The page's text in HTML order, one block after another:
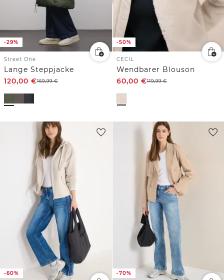
-29%
Street One
Lange Steppjacke
120,00 €169,99€
-50%
CECIL
Wendbarer Blouson
60,00 €119,99€
-60% -70%